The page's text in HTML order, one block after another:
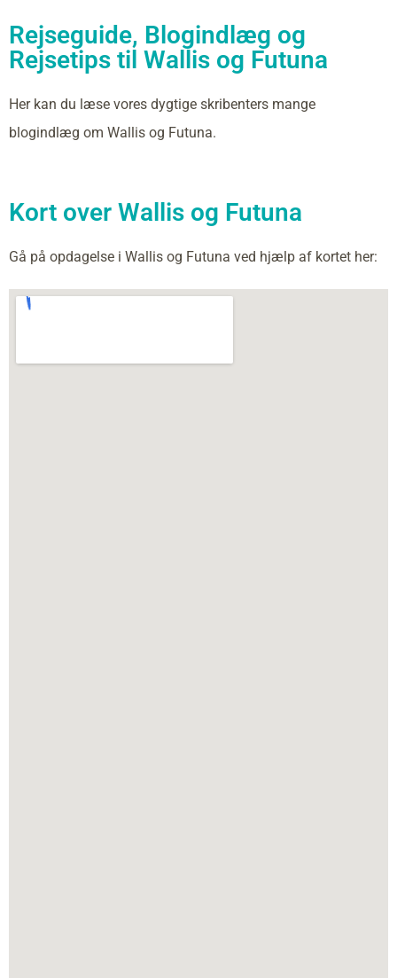
Rejseguide, Blogindlæg og
Rejsetips til Wallis og Futuna
Her kan du læse vores dygtige skribenters mange
blogindlæg om Wallis og Futuna.
Kort over Wallis og Futuna
Gå på opdagelse i Wallis og Futuna ved hjælp af kortet her: